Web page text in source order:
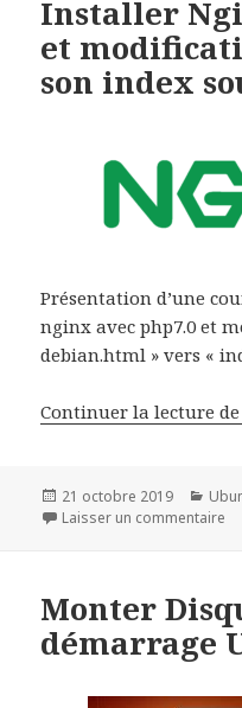
Installer
et
son index
Présentation d’une
nginx avec php7.0 et
debian.html » vers «
Continuer la lecture de
Publié
le
21 octobre 2019
Laisser un commentaire
Monter
démarrage